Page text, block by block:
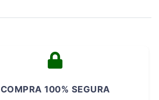
COMPRA 100% SEGURA